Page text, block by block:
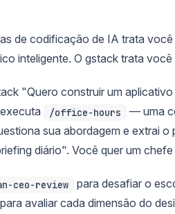
de codificação de IA trata
inteligente. O gstack trata
"Quero construir um
/office-hours
— uma
sua abordagem e extrai
diário". Você quer um
ceo-review para desafiar o
para avaliar cada dimensão do